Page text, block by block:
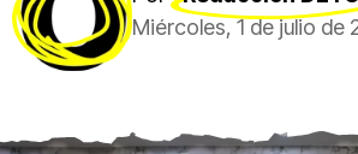
Miércoles, 1 de julio de